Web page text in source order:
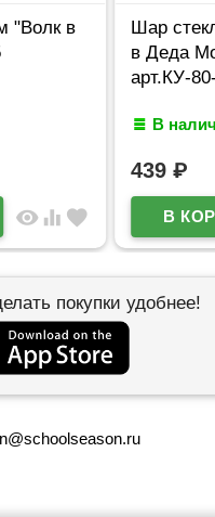
"Волк в
visibility equalizer favorite
Шар
в Деда
арт.КУ-
В
439₽
покупки удобнее!